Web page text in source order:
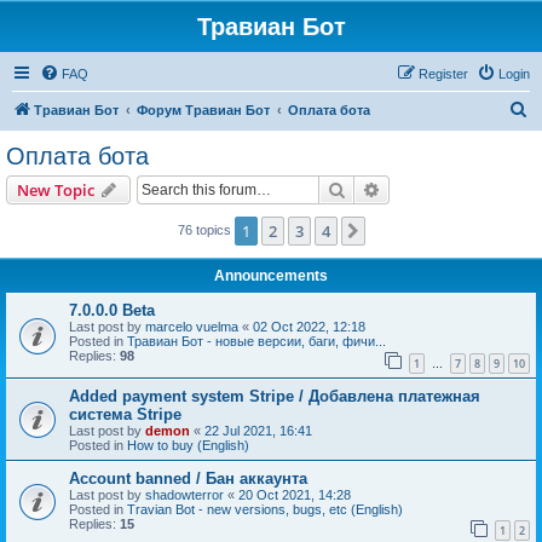
Травиан Бот
FAQ Login
Register
Травиан Бот Форум Травиан Бот Оплата бота
Оплата бота
New Topic Search
76 topics 1 2 3 4
Announcements
7.0.0.0 Beta
Last post by marcelo vuelma « 02 Oct 2022, 12:18
Posted in Травиан Бот - новые версии, баги, фичи...
Replies: 98 1 … 7 8 9 10
Added payment system Stripe / Добавлена платежная
система Stripe
Last post by demon « 22 Jul 2021, 16:41
Posted in How to buy (English)
Account banned / Бан аккаунта
Last post by shadowterror « 20 Oct 2021, 14:28
Posted in Travian Bot - new versions, bugs, etc (English)
Replies: 15 1 2